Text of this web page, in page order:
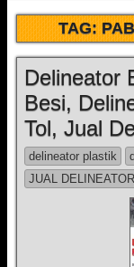
TAG:
Delineator
Besi,
Tol, Jual
delineator plastik
JUAL